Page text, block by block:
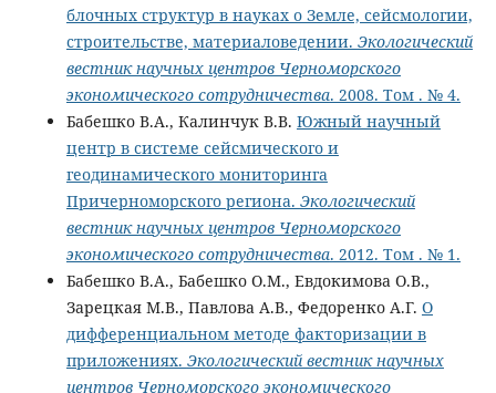
блочных структур в науках о Земле, сейсмологии,
строительстве, материаловедении. Экологический
вестник научных центров Черноморского
экономического сотрудничества. 2008. Том . № 4.
Бабешко В.А., Калинчук В.В. Южный научный
центр в системе сейсмичеcкого и
геодинамического мониторинга
Причерноморского региона. Экологический
вестник научных центров Черноморского
экономического сотрудничества. 2012. Том . № 1.
Бабешко В.А., Бабешко О.М., Евдокимова О.В.,
Зарецкая М.В., Павлова А.В., Федоренко А.Г. О
дифференциальном методе факторизации в
приложениях. Экологический вестник научных
центров Черноморского экономического